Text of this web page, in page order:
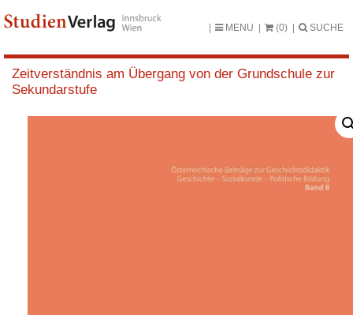
MENU (0) SUCHE
Zeitverständnis am Übergang von der Grundschule zur
Sekundarstufe